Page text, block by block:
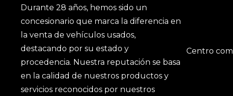
Durante 28 años, hemos sido un
concesionario que marca la diferencia en
la venta de vehículos usados,
destacando por su estado y
procedencia. Nuestra reputación se basa
en la calidad de nuestros productos y
servicios reconocidos por nuestros
Centro